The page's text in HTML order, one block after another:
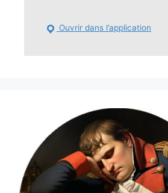
Ouvrir dans l’application